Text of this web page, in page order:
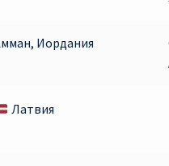
И НА БОРТУ
Иордания
Латвия